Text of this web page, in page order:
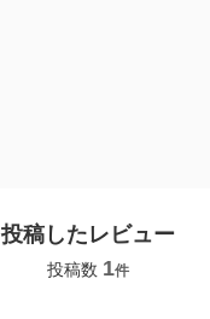
投稿したレビュー
投稿数 1件